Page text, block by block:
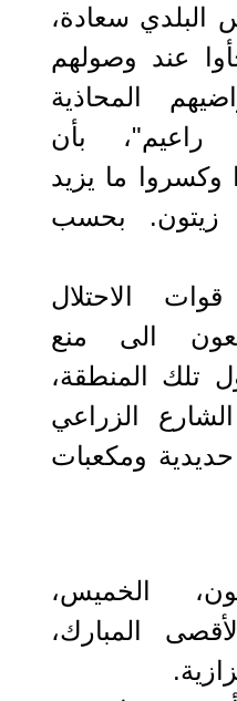
البلدي سعادة،
عند وصولهم
المحاذية
راعيم"، بأن
وكسروا ما يزيد
زيتون. بحسب
الاحتلال
الى منع
تلك المنطقة،
الزراعي
حديدية ومكعبات
الخميس،
المبارك،